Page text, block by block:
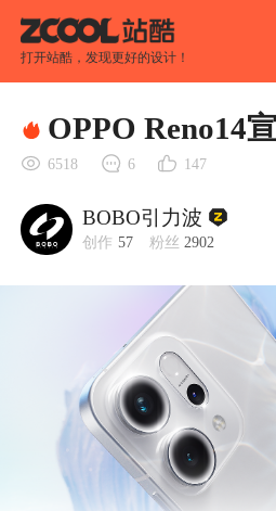
打开站酷，发现更好的设计！
OPPO Reno14
6518 6 147
BOBO引力波
创作 57 粉丝 2902